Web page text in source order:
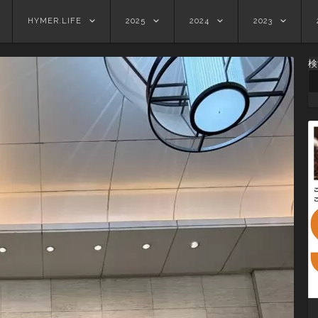
HYMER.LIFE 2025 2024 2023